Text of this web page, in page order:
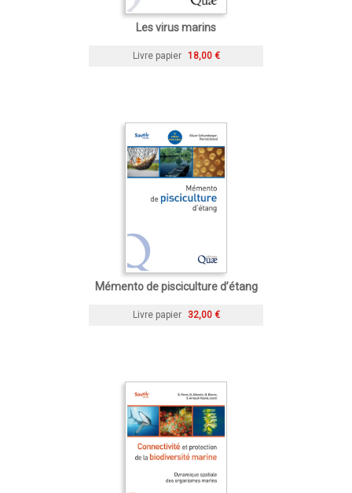
Les virus marins
Livre papier 18,00 €
Mémento de pisciculture d’étang
Livre papier 32,00 €